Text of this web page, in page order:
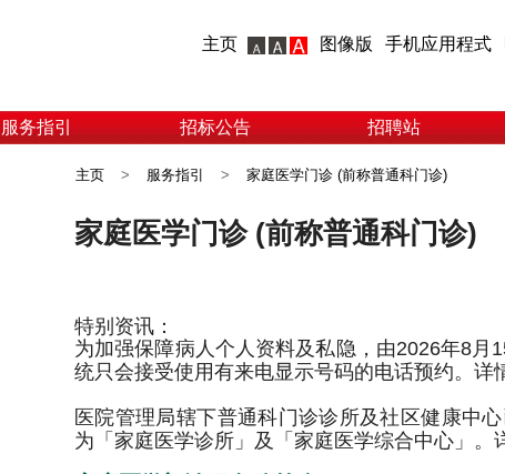
主页 图像版 手机应用程式
服务指引 招标公告 招聘站
主页 > 服务指引 > 家庭医学门诊 (前称普通科门诊)